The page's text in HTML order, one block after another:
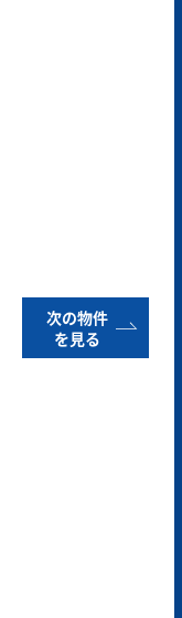
次の物件
を見る